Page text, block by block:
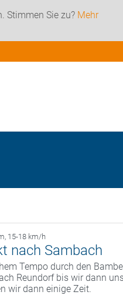
Stimmen Sie zu? Mehr
, 15-18 km/h
nach Sambach
Tempo durch den
Reundorf bis wir dann
wir dann einige Zeit.